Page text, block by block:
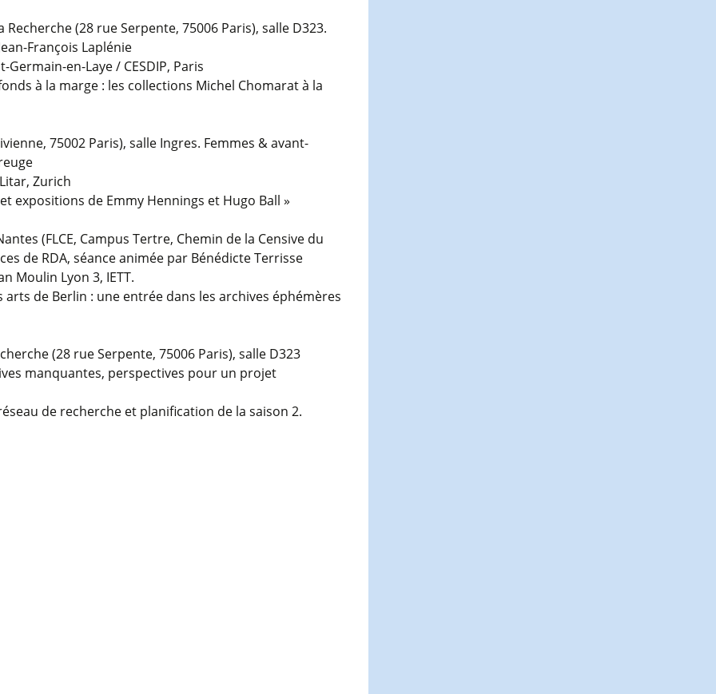
Recherche (28 rue Serpente, 75006 Paris), salle D323.
François Laplénie
Germain-en-Laye / CESDIP, Paris
à la marge : les collections Michel Chomarat à la
75002 Paris), salle Ingres. Femmes & avant-
Zurich
expositions de Emmy Hennings et Hugo Ball »
(FLCE, Campus Tertre, Chemin de la Censive du
de RDA, séance animée par Bénédicte Terrisse
Moulin Lyon 3, IETT.
arts de Berlin : une entrée dans les archives éphémères
(28 rue Serpente, 75006 Paris), salle D323
manquantes, perspectives pour un projet
de recherche et planification de la saison 2.